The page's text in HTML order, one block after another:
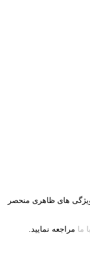
های ظاهری منحصر
ما مراجعه نمایید.